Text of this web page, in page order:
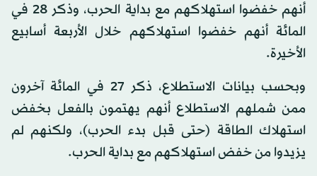
أنهم خفضوا استهلاكهم مع بداية الحرب، وذكر 28 في
المائة أنهم خفضوا استهلاكهم خلال الأربعة أسابيع
الأخيرة.
وبحسب بيانات الاستطلاع، ذكر 27 في المائة آخرون
ممن شملهم الاستطلاع أنهم يهتمون بالفعل بخفض
استهلاك الطاقة (حتى قبل بدء الحرب)، ولكنهم لم
يزيدوا من خفض استهلاكهم مع بداية الحرب.